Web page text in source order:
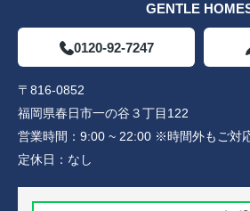
GENTLE
0120-92-7247
〒816-0852
福岡県春日市一の谷３丁目122
営業時間： 9:00 ~ 22:00 ※時間外もご対
定休日： なし